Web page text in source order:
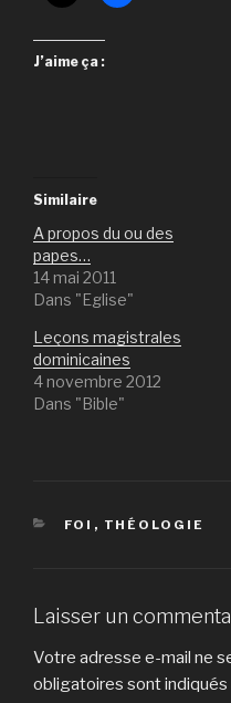
J’aime ça :
Similaire
A propos du ou des
papes…
14 mai 2011
Dans "Eglise"
Leçons magistrales
dominicaines
4 novembre 2012
Dans "Bible"
CATÉGORIES
FOI , THÉOLOGIE
Laisser un
Votre adresse e-mail ne
obligatoires sont indiqués